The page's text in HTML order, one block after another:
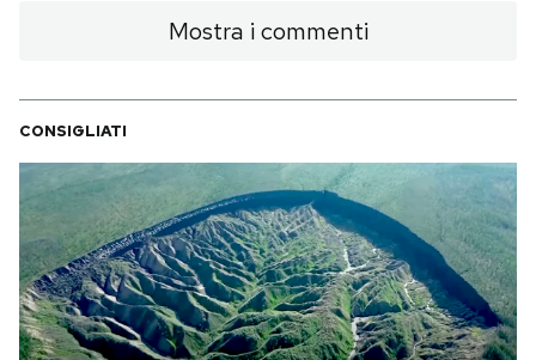
Mostra i commenti
CONSIGLIATI